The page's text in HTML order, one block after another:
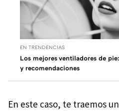
EN TRENDENCIAS
Los mejores ventiladores de
y recomendaciones
En este caso, te traemos